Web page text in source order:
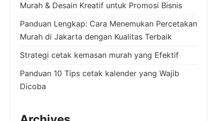
Murah & Desain Kreatif untuk Promosi Bisnis
Panduan Lengkap: Cara Menemukan Percetakan
Murah di Jakarta dengan Kualitas Terbaik
Strategi cetak kemasan murah yang Efektif
Panduan 10 Tips cetak kalender yang Wajib
Dicoba